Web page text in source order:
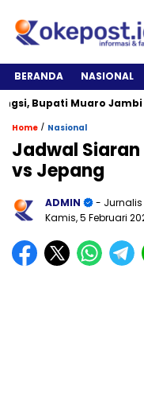
BERANDA NASIONAL
Bupati Muaro Jambi
Home / Nasional
Jadwal Siaran
vs Jepang
ADMIN
- Jurnalis
Kamis, 5 Februari